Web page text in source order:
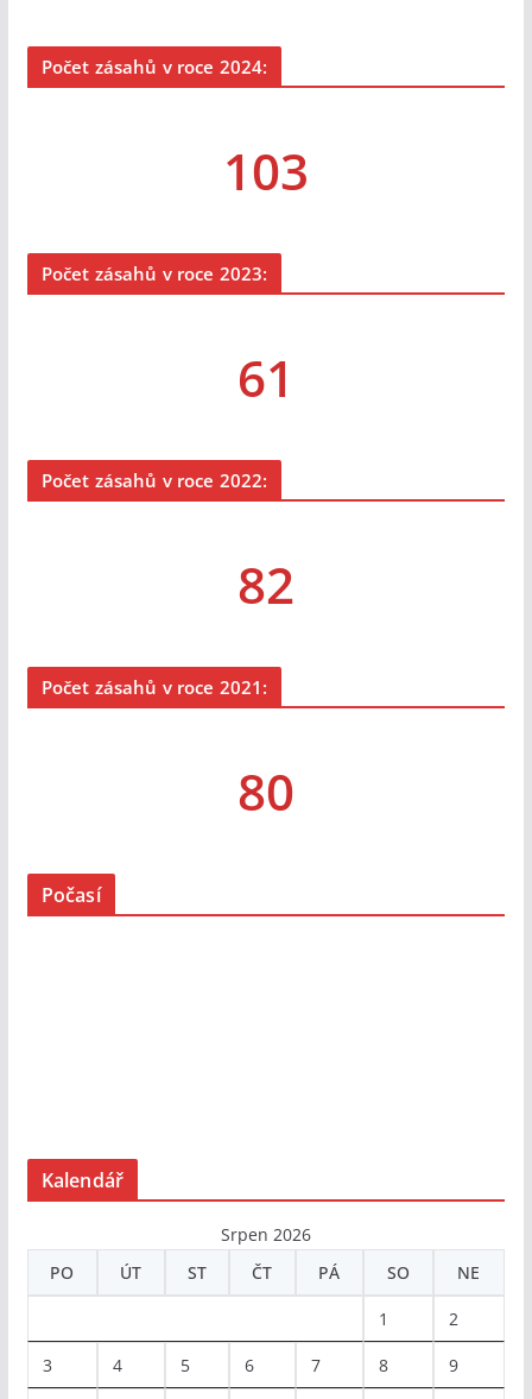
Počet zásahů v roce 2024:
103
Počet zásahů v roce 2023:
61
Počet zásahů v roce 2022:
82
Počet zásahů v roce 2021:
80
Počasí
Kalendář
Srpen 2026
PO
ÚT ST ČT PÁ SO NE
1 2
3 4 5 6 7 8 9